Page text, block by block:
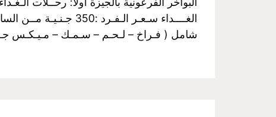
شامل ( فـراخ – لـحـم – سـمـك – مـيـكـس